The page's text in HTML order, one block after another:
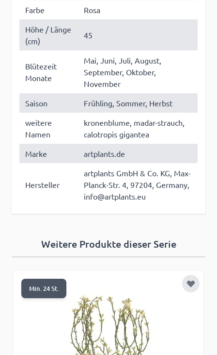
Farbe
Rosa
Höhe / Länge
(cm)
45
Blütezeit
Monate
Mai, Juni, Juli, August,
September, Oktober,
November
Saison
Frühling, Sommer, Herbst
weitere
Namen
kronenblume, madar-strauch,
calotropis gigantea
Marke
artplants.de
Hersteller
artplants GmbH & Co. KG, Max-
Planck-Str. 4, 97204, Germany,
info@artplants.eu
Weitere Produkte dieser Serie
Min. 24 St. Zur